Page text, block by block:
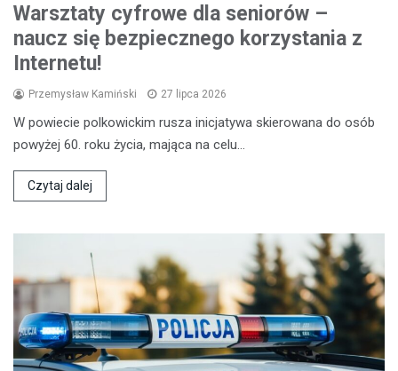
Warsztaty cyfrowe dla seniorów –
naucz się bezpiecznego korzystania z
Internetu!
Przemysław Kamiński 27 lipca 2026
W powiecie polkowickim rusza inicjatywa skierowana do osób
powyżej 60. roku życia, mająca na celu…
Czytaj dalej